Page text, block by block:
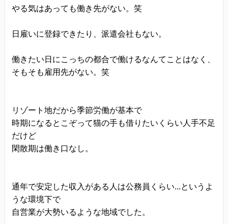
やる気はあっても働き先がない。笑
日雇いに登録できたり、派遣会社もない。
働きたい日にこっちの都合で働けるなんてことはなく、
そもそも雇用先がない。笑
リゾート地だから季節労働が基本で
時期になるとこぞって猫の手も借りたいくらい人手不足
だけど
閑散期は働き口なし。
通年で安定した収入がある人は公務員くらい...というよ
うな環境下で
自営業が大勢いるような地域でした。